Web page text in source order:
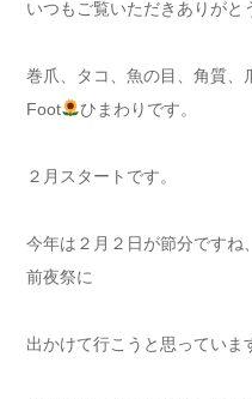
いつもご覧いただきありがと
巻爪、タコ、魚の目、角質、
Foot
ひまわりです。
２月スタートです。
今年は２月２日が節分ですね
前夜祭に
出かけて行こうと思っていま